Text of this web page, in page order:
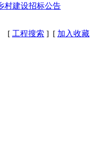
村建设招标公告
[ 工程搜索 ] [ 加入收藏